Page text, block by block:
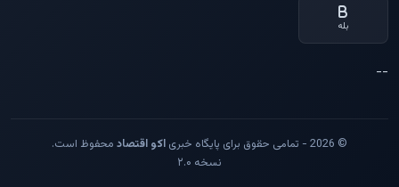
بله
--
© 2026 - تمامی حقوق برای پایگاه خبری اکو اقتصاد محفوظ است.
نسخه ۲.۰